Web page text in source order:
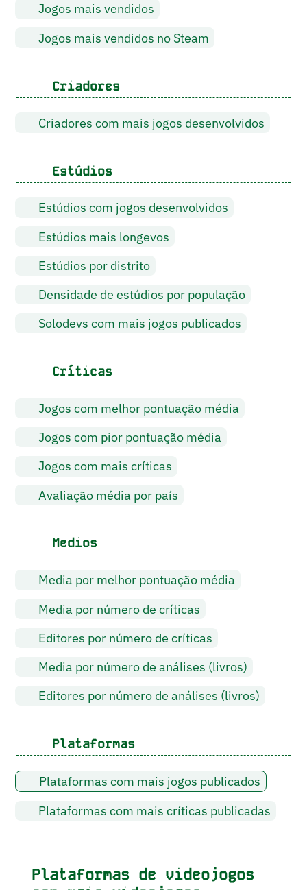
Jogos mais vendidos
Jogos mais vendidos no Steam
Criadores
Criadores com mais jogos desenvolvidos
Estúdios
Estúdios com jogos desenvolvidos
Estúdios mais longevos
Estúdios por distrito
Densidade de estúdios por população
Solodevs com mais jogos publicados
Críticas
Jogos com melhor pontuação média
Jogos com pior pontuação média
Jogos com mais críticas
Avaliação média por país
Medios
Media por melhor pontuação média
Media por número de críticas
Editores por número de críticas
Media por número de análises (livros)
Editores por número de análises (livros)
Plataformas
Plataformas com mais jogos publicados
Plataformas com mais críticas publicadas
Plataformas de videojogos